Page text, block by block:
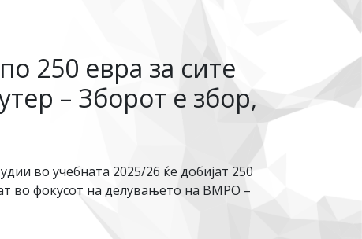
250 евра за сите
– Зборот е збор,
во учебната 2025/26 ќе добијат 250
во фокусот на делувањето на ВМРО –